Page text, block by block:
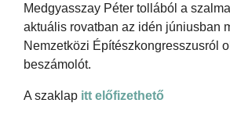
Medgyasszay Péter tollából a
aktuális rovatban az idén júniusban
Nemzetközi Építészkongresszusról
beszámolót.
A szaklap itt előfizethető